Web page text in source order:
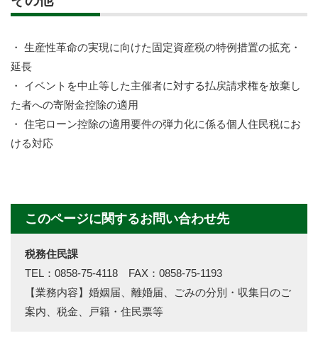
・ 生産性革命の実現に向けた固定資産税の特例措置の拡充・
延長
・ イベントを中止等した主催者に対する払戻請求権を放棄し
た者への寄附金控除の適用
・ 住宅ローン控除の適用要件の弾力化に係る個人住民税にお
ける対応
このページに関するお問い合わせ先
税務住民課
TEL：0858-75-4118 FAX：0858-75-1193
【業務内容】婚姻届、離婚届、ごみの分別・収集日のご
案内、税金、戸籍・住民票等